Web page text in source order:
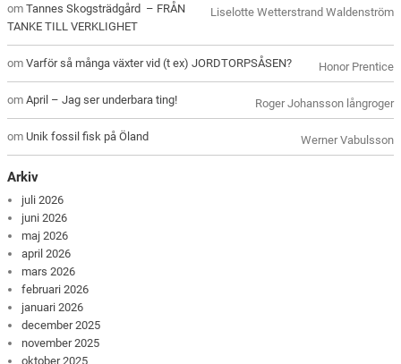
Liselotte Wetterstrand Waldenström
omTannes Skogsträdgård – FRÅN
TANKE TILL VERKLIGHET
Honor Prentice
omVarför så många växter vid (t ex) JORDTORPSÅSEN?
Roger Johansson långroger
omApril – Jag ser underbara ting!
Werner Vabulsson
om Unik fossil fisk på Öland
Arkiv
juli 2026
juni 2026
maj 2026
april 2026
mars 2026
februari 2026
januari 2026
december 2025
november 2025
oktober 2025